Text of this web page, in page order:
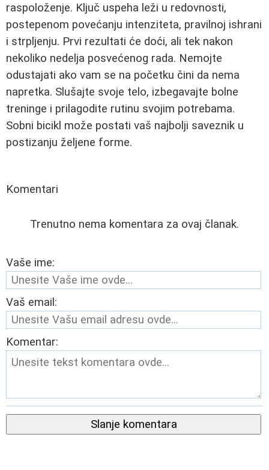
raspoloženje. Ključ uspeha leži u redovnosti,
postepenom povećanju intenziteta, pravilnoj ishrani
i strpljenju. Prvi rezultati će doći, ali tek nakon
nekoliko nedelja posvećenog rada. Nemojte
odustajati ako vam se na početku čini da nema
napretka. Slušajte svoje telo, izbegavajte bolne
treninge i prilagodite rutinu svojim potrebama.
Sobni bicikl može postati vaš najbolji saveznik u
postizanju željene forme.
Komentari
Trenutno nema komentara za ovaj članak.
Vaše ime:
Vaš email:
Komentar:
Slanje komentara